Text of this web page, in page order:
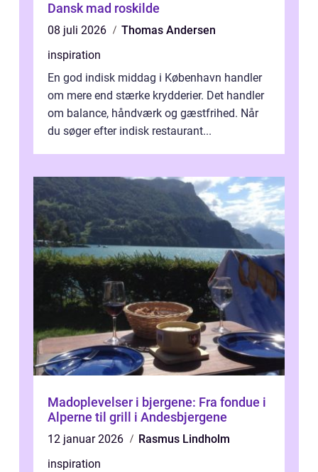
Dansk mad roskilde
08 juli 2026
Thomas Andersen
inspiration
En god indisk middag i København handler
om mere end stærke krydderier. Det handler
om balance, håndværk og gæstfrihed. Når
du søger efter indisk restaurant...
Madoplevelser i bjergene: Fra fondue i
Alperne til grill i Andesbjergene
12 januar 2026
Rasmus Lindholm
inspiration